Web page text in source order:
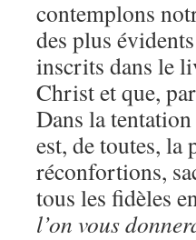
contemplons
des plus
inscrits dans le
Christ et que,
Dans la
est, de toutes,
réconfortions,
tous les fidèles
l’on vous